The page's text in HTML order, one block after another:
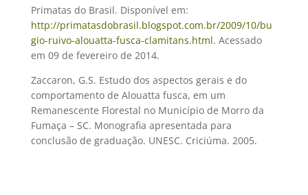
Primatas do Brasil. Disponível em:
http://primatasdobrasil.blogspot.com.br/2009/10/bu
gio-ruivo-alouatta-fusca-clamitans.html. Acessado
em 09 de fevereiro de 2014.
Zaccaron, G.S. Estudo dos aspectos gerais e do
comportamento de Alouatta fusca, em um
Remanescente Florestal no Município de Morro da
Fumaça – SC. Monografia apresentada para
conclusão de graduação. UNESC. Criciúma. 2005.